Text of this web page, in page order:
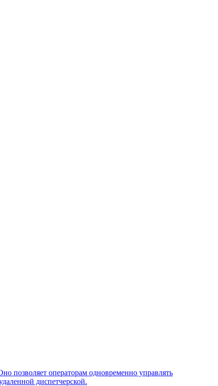
позволяет операторам одновременно управлять
диспетчерской.